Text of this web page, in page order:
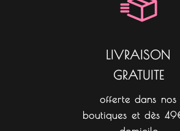
LIVRAISON
GRATUITE
offerte dans nos
boutiques et dès